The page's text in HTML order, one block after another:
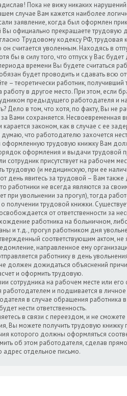
Пока не вижу никаких
случае Вам кажется наиболее
заявление, когда был оформлен
Вы официально прекращаете трудовую
Трудовому кодексу РФ, трудовая
он считается уволенным. Находясь в
бы в силу того, что отпуск у Вас
времени Вы будете считаться
будет проводить и сдавать всю
– теоретически работник,
работу в другое место. При этом, если
предыдущего работодателя и
Дело в том, что хотя, по факту, Вы не
Вами сохраняется. Несвоевременная
законом, как в случае с ее
что работодателю захочется
трудовую книжку Вам
оформления и выдачи трудовой
сотрудник присутствует на рабочем
трудовую (и медицинскую, при ее
день явитесь за трудовой – Вам
работники не всегда являются за
при увольнении за прогул), тогда
получении трудовой книжки.
от ответственности за
работника на больничном,
и т.д., прогул работником дня
соответствующим актом, не
направленное ему
работнику в день
должен дожидаться объяснений
и оформить трудовую.
сотрудника на рабочем месте или
работодателем и подшивается в
в случае обращения работника
нести ответственность.
в связи с переездом, и не
Вы можете получить трудовую
которого должны оформляться
об этом работодателя, сделав
адрес отдельное письмо.